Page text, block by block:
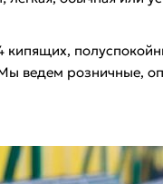
ведем розничные,